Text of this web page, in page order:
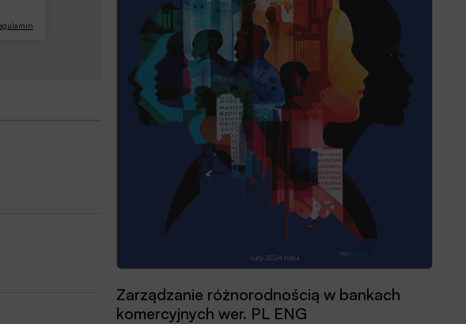
Zarządzanie różnorodnością w bankach
komercyjnych wer. PL ENG